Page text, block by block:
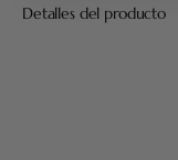
Detalles del producto